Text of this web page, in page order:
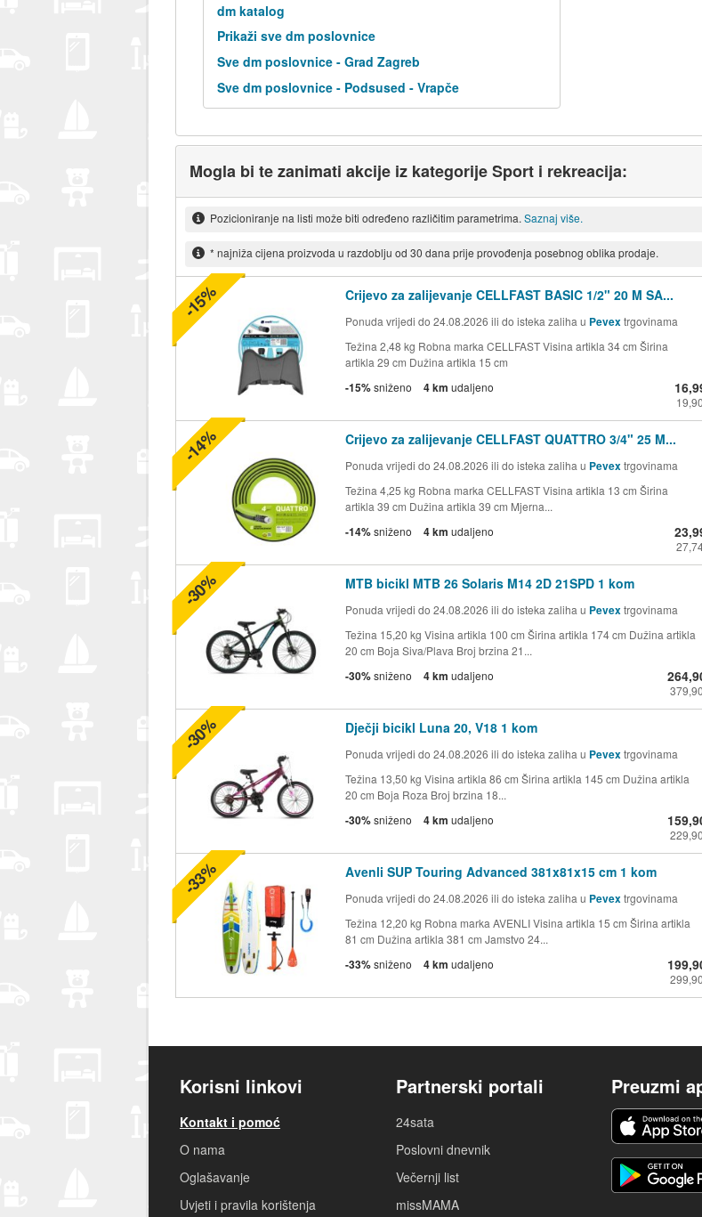
dm katalog
Prikaži sve dm poslovnice
Sve dm poslovnice - Grad Zagreb
Sve dm poslovnice - Podsused - Vrapče
Mogla bi te zanimati akcije iz kategorije Sport i rekreacija:
Pozicioniranje na listi može biti određeno različitim parametrima. Saznaj više.
* najniža cijena proizvoda u razdoblju od 30 dana prije provođenja posebnog oblika prodaje.
Crijevo za zalijevanje CELLFAST BASIC 1/2" 20 M SA...
Ponuda vrijedi do 24.08.2026 ili do isteka zaliha u Pevextrgovinama
Težina 2,48 kg Robna marka CELLFAST Visina artikla 34 cm Širina
artikla 29 cm Dužina artikla 15 cm
-15%sniženo 4 km udaljeno
-15%
Crijevo za zalijevanje CELLFAST QUATTRO 3/4" 25 M...
Ponuda vrijedi do 24.08.2026 ili do isteka zaliha u Pevextrgovinama
Težina 4,25 kg Robna marka CELLFAST Visina artikla 13 cm Širina
artikla 39 cm Dužina artikla 39 cm Mjerna...
-14%sniženo 4 km udaljeno
-14%
MTB bicikl MTB 26 Solaris M14 2D 21SPD 1 kom
Ponuda vrijedi do 24.08.2026 ili do isteka zaliha u Pevextrgovinama
Težina 15,20 kg Visina artikla 100 cm Širina artikla 174 cm Dužina artikla
20 cm Boja Siva/Plava Broj brzina 21...
-30%sniženo 4 km udaljeno
-30%
Dječji bicikl Luna 20, V18 1 kom
Ponuda vrijedi do 24.08.2026 ili do isteka zaliha u Pevextrgovinama
Težina 13,50 kg Visina artikla 86 cm Širina artikla 145 cm Dužina artikla
20 cm Boja Roza Broj brzina 18...
-30%sniženo 4 km udaljeno
-30%
Avenli SUP Touring Advanced 381x81x15 cm 1 kom
Ponuda vrijedi do 24.08.2026 ili do isteka zaliha u Pevextrgovinama
Težina 12,20 kg Robna marka AVENLI Visina artikla 15 cm Širina artikla
81 cm Dužina artikla 381 cm Jamstvo 24...
-33%sniženo 4 km udaljeno
-33%
Korisni linkovi
Kontakt i pomoć
O nama
Oglašavanje
Uvjeti i pravila korištenja
Partnerski portali
24sata
Poslovni dnevnik
Večernji list
missMAMA
Preuzmi